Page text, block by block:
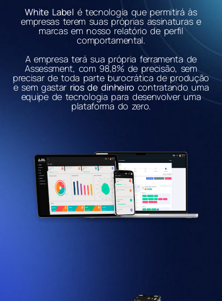
White Label é tecnologia que permitirá às
empresas terem suas próprias assinaturas e
marcas em nosso relatório de perfil
comportamental.
A empresa terá sua própria ferramenta de
Assessment, com 98,8% de precisão, sem
precisar de toda parte burocrática de produção
e sem gastar rios de dinheiro contratando uma
equipe de tecnologia para desenvolver uma
plataforma do zero.